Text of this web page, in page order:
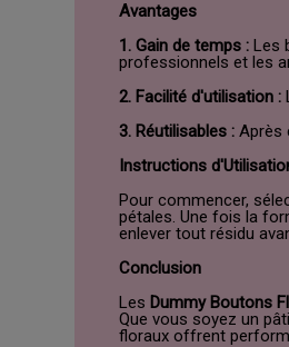
Avantages
1. Gain de temps : Les
professionnels et les
2. Facilité d'utilisation :
3. Réutilisables :Après
Instructions
Pour commencer,
pétales. Une fois la
enlever tout résidu
Conclusion
Les Dummy Boutons
Que vous soyez un
floraux offrent